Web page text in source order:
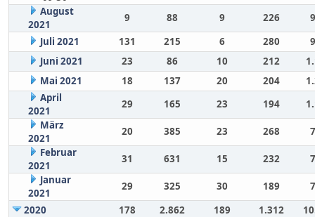
August
2021
9 88 9 226
Juli 2021
131 215 6 280
Juni 2021
23 86 10 212
Mai 2021
18 137 20 204
April
2021
29 165 23 194
März
2021
20 385 23 268
Februar
2021
31 631 15 232
Januar
2021
29 325 30 189
2020
178 2.862 189 1.312